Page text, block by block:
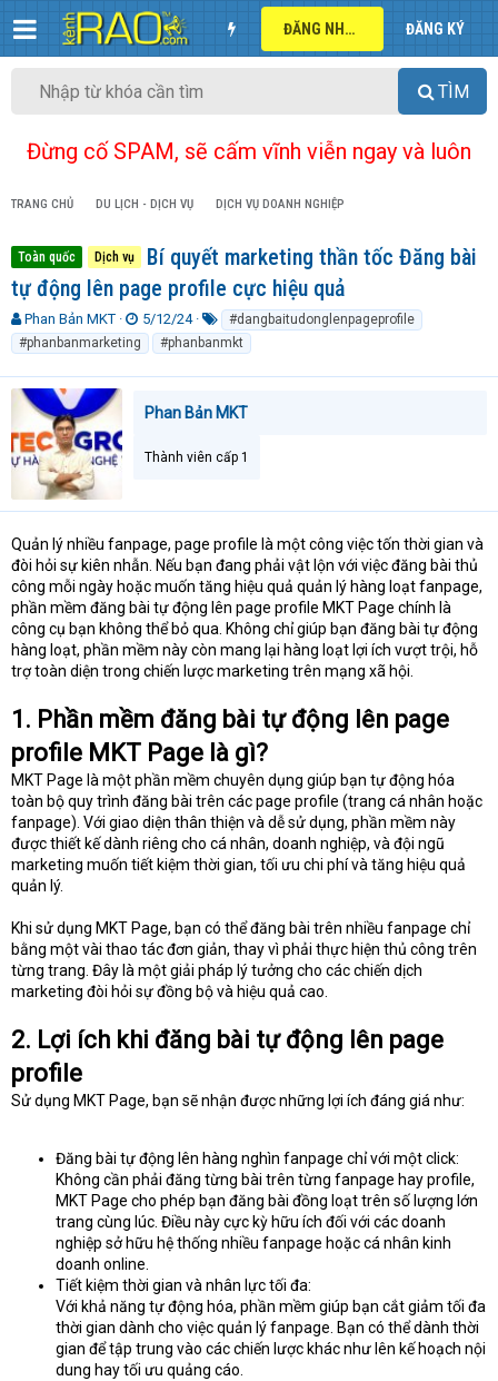
ĐĂNG NHẬP ĐĂNG KÝ
TÌM
Đừng cố SPAM, sẽ cấm vĩnh viễn ngay và luôn
TRANG CHỦ DU LỊCH - DỊCH VỤ DỊCH VỤ DOANH NGHIỆP
Toàn quốc Dịch vụ
Bí quyết marketing thần tốc Đăng bài
tự động lên page profile cực hiệu quả
T
h
r
e
a
s
t
r
e
r
Phan Bản MKT
N
g
à
y
ử
5/12/24
ừ
k
h
a
#dangbaitudonglenpageprofile
#phanbanmarketing
#phanbanmkt
Phan Bản MKT
Thành viên cấp 1
Quản lý nhiều fanpage, page profile là một công việc tốn thời gian và
đòi hỏi sự kiên nhẫn. Nếu bạn đang phải vật lộn với việc đăng bài thủ
công mỗi ngày hoặc muốn tăng hiệu quả quản lý hàng loạt fanpage,
phần mềm đăng bài tự động lên page profile MKT Page chính là
công cụ bạn không thể bỏ qua. Không chỉ giúp bạn đăng bài tự động
hàng loạt, phần mềm này còn mang lại hàng loạt lợi ích vượt trội, hỗ
trợ toàn diện trong chiến lược marketing trên mạng xã hội.
1. Phần mềm đăng bài tự động lên page
profile MKT Page là gì?
MKT Page là một phần mềm chuyên dụng giúp bạn tự động hóa
toàn bộ quy trình đăng bài trên các page profile (trang cá nhân hoặc
fanpage). Với giao diện thân thiện và dễ sử dụng, phần mềm này
được thiết kế dành riêng cho cá nhân, doanh nghiệp, và đội ngũ
marketing muốn tiết kiệm thời gian, tối ưu chi phí và tăng hiệu quả
quản lý.
Khi sử dụng MKT Page, bạn có thể đăng bài trên nhiều fanpage chỉ
bằng một vài thao tác đơn giản, thay vì phải thực hiện thủ công trên
từng trang. Đây là một giải pháp lý tưởng cho các chiến dịch
marketing đòi hỏi sự đồng bộ và hiệu quả cao.
2. Lợi ích khi đăng bài tự động lên page
profile
Sử dụng MKT Page, bạn sẽ nhận được những lợi ích đáng giá như:
Đăng bài tự động lên hàng nghìn fanpage chỉ với một click:
Không cần phải đăng từng bài trên từng fanpage hay profile,
MKT Page cho phép bạn đăng bài đồng loạt trên số lượng lớn
trang cùng lúc. Điều này cực kỳ hữu ích đối với các doanh
nghiệp sở hữu hệ thống nhiều fanpage hoặc cá nhân kinh
doanh online.
Tiết kiệm thời gian và nhân lực tối đa:
Với khả năng tự động hóa, phần mềm giúp bạn cắt giảm tối đa
thời gian dành cho việc quản lý fanpage. Bạn có thể dành thời
gian để tập trung vào các chiến lược khác như lên kế hoạch nội
dung hay tối ưu quảng cáo.